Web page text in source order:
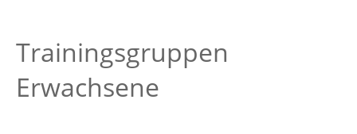
Trainingsgruppen
Erwachsene